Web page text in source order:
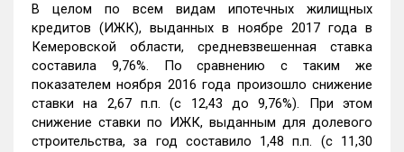
В целом по всем видам ипотечных жилищных
кредитов (ИЖК), выданных в ноябре 2017 года в
Кемеровской области, средневзвешенная ставка
составила 9,76%. По сравнению с таким же
показателем ноября 2016 года произошло снижение
ставки на 2,67 п.п. (с 12,43 до 9,76%). При этом
снижение ставки по ИЖК, выданным для долевого
строительства, за год составило 1,48 п.п. (с 11,30